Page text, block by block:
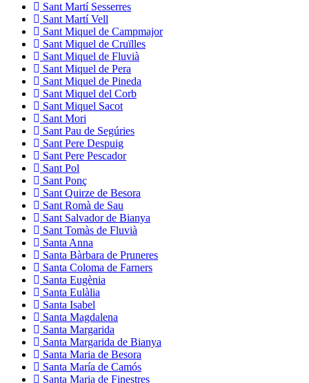
Sant Martí Sesserres
Sant Martí Vell
Sant Miquel de Campmajor
Sant Miquel de Cruïlles
Sant Miquel de Fluvià
Sant Miquel de Pera
Sant Miquel de Pineda
Sant Miquel del Corb
Sant Miquel Sacot
Sant Mori
Sant Pau de Segúries
Sant Pere Despuig
Sant Pere Pescador
Sant Pol
Sant Ponç
Sant Quirze de Besora
Sant Romà de Sau
Sant Salvador de Bianya
Sant Tomàs de Fluvià
Santa Anna
Santa Bàrbara de Pruneres
Santa Coloma de Farners
Santa Eugènia
Santa Eulàlia
Santa Isabel
Santa Magdalena
Santa Margarida
Santa Margarida de Bianya
Santa Maria de Besora
Santa María de Camós
Santa Maria de Finestres